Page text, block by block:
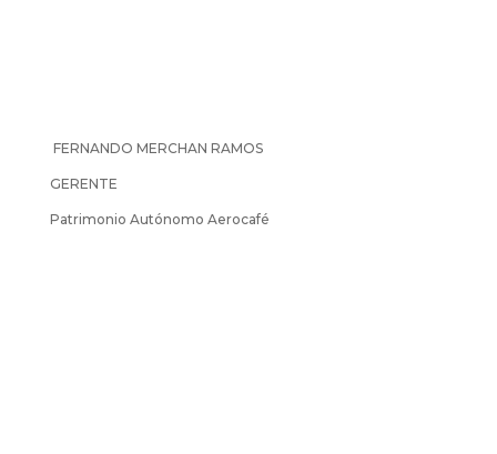
FERNANDO MERCHAN RAMOS
GERENTE
Patrimonio Autónomo Aerocafé